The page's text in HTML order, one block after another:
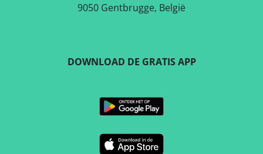
9050 Gentbrugge, België
DOWNLOAD DE GRATIS APP